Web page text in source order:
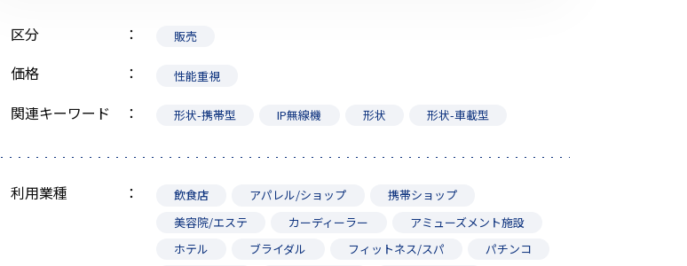
区分 販売
価格 性能重視
関連キーワード 形状-携帯型 IP無線機 形状 形状-車載型
利用業種 飲食店 アパレル/ショップ
携帯ショップ
美容院/エステ
カーディーラー
アミューズメント施設
ホテル
ブライダル フィットネス/スパ
パチンコ